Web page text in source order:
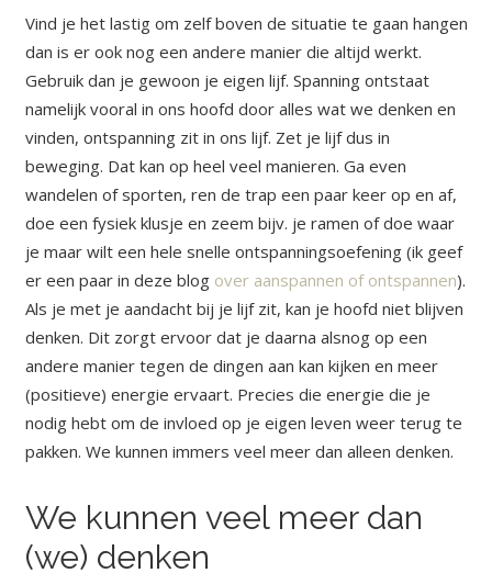
Vind je het lastig om zelf boven de situatie te gaan hangen
dan is er ook nog een andere manier die altijd werkt.
Gebruik dan je gewoon je eigen lijf. Spanning ontstaat
namelijk vooral in ons hoofd door alles wat we denken en
vinden, ontspanning zit in ons lijf. Zet je lijf dus in
beweging. Dat kan op heel veel manieren. Ga even
wandelen of sporten, ren de trap een paar keer op en af,
doe een fysiek klusje en zeem bijv. je ramen of doe waar
je maar wilt een hele snelle ontspanningsoefening (ik geef
er een paar in deze blogover aanspannen of ontspannen).
Als je met je aandacht bij je lijf zit, kan je hoofd niet blijven
denken. Dit zorgt ervoor dat je daarna alsnog op een
andere manier tegen de dingen aan kan kijken en meer
(positieve) energie ervaart. Precies die energie die je
nodig hebt om de invloed op je eigen leven weer terug te
pakken. We kunnen immers veel meer dan alleen denken.
We kunnen veel meer dan
(we) denken